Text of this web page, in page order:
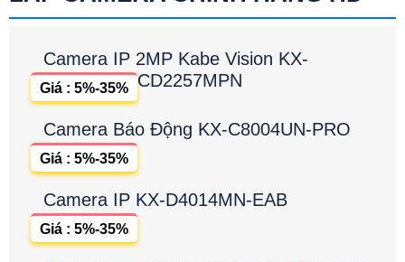
Camera IP 2MP Kabe Vision KX-
CD2257MPN
Giá : 5%-35%
Camera Báo Động KX-C8004UN-PRO
Giá : 5%-35%
Camera IP KX-D4014MN-EAB
Giá : 5%-35%